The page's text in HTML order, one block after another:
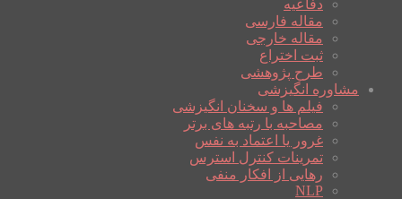
دفاعیه
مقاله فارسی
مقاله خارجی
ثبت اختراع
طرح پژوهشی
مشاوره انگیزشی
فیلم ها و سخنان انگیزشی
مصاحبه با رتبه های برتر
غرور یا اعتماد به نفس
تمرینات کنترل استرس
رهایی از افکار منفی
NLP